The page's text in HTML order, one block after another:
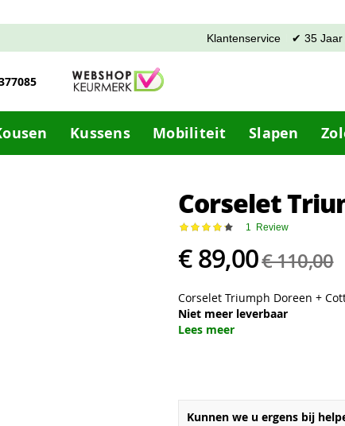
Klantenservice ✔ 35 Jaar
Kussens Mobiliteit Slapen
Corselet
Waardering: 1 Review
€ 89,00€ 110,00
Corselet Triumph Doreen +
Niet meer leverbaar
Lees meer
Kunnen we u ergens bij